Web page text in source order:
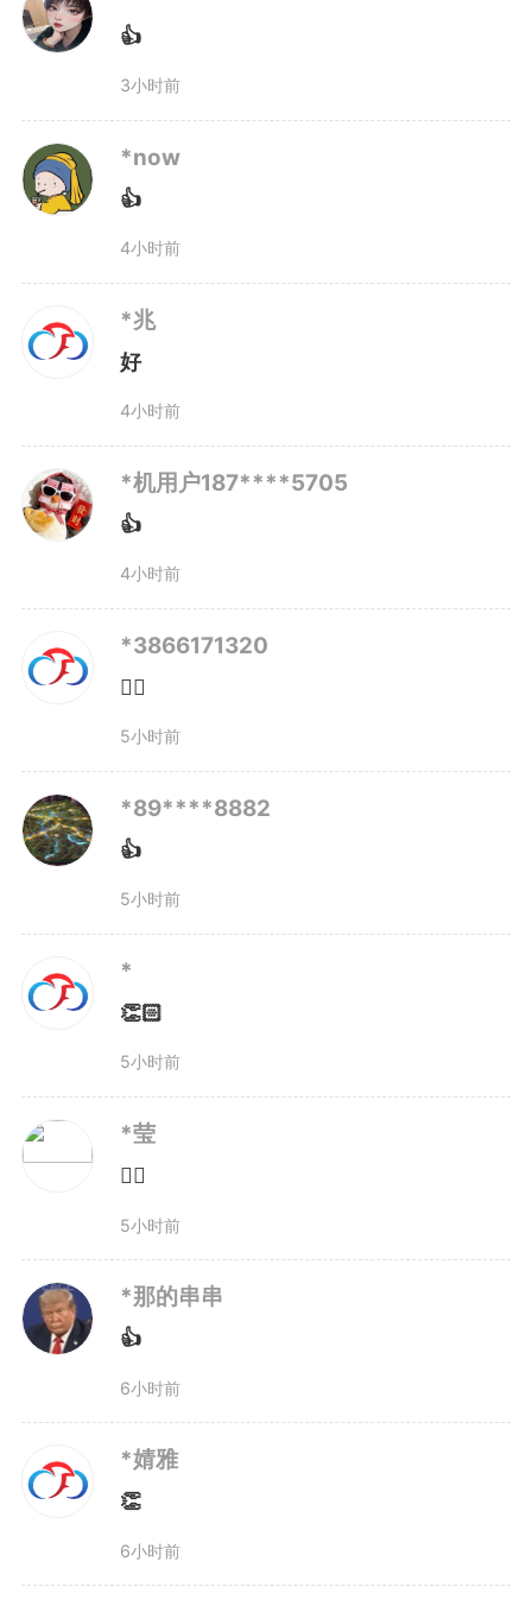
才。
化学、生物学、营养学和食品安全
管理等学科的知识，系统掌握营养
与健康、食品营养与卫生检测、食
品安全公共卫生监督与管理等知识
技能及科学研究的方法，具有独立
开展食品检疫检验、食品监督与管
理、饮食营养健康宣传及研究等能
数字媒体艺术专业强调艺术与
科技深度融合，注重培养学生在数
字内容创作、智能媒介应用与交互
体验设计等方面的综合能力。结合
现代农业与乡村数字化发展需求，
强化数字技术在文化传播、乡村文
旅、数字展示与沉浸式体验中的应
用能力，培养能够在数字媒体、影
视制作等领域，从事数字内容创
作、交互设计、视觉传达与数字文
化创新工作的高水平复合型专业人
才。
👍
3小时前
*now‌
👍
4小时前
*兆
好
4小时前
*机用户187****5705
👍
4小时前
*3866171320
👍🏻
5小时前
*89****8882
👍
5小时前
*
👏🏻
5小时前
*莹
👍🏻
5小时前
*那的串串
👍
6小时前
*婧雅
👏
6小时前